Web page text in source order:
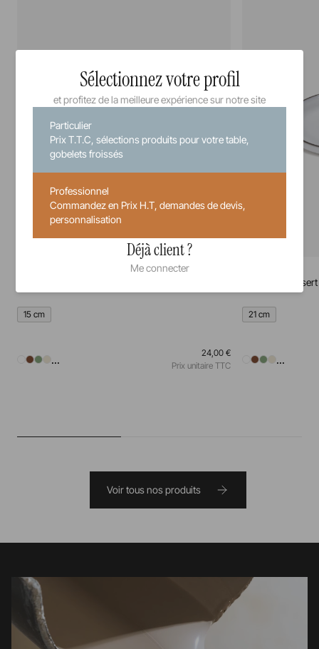
15 cm
...
24,00 €
Prix unitaire TTC
Assiette à dessert
21 cm
...
Voir tous nos produits
Sélectionnez votre profil
et profitez de la meilleure expérience sur notre site
Particulier
Prix T.T.C, sélections produits pour votre table,
gobelets froissés
Professionnel
Commandez en Prix H.T, demandes de devis,
personnalisation
Déjà client ?
Me connecter